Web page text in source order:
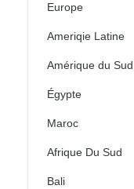
Europe
Ameriqie Latine
Amérique du Sud
Égypte
Maroc
Afrique Du Sud
Bali